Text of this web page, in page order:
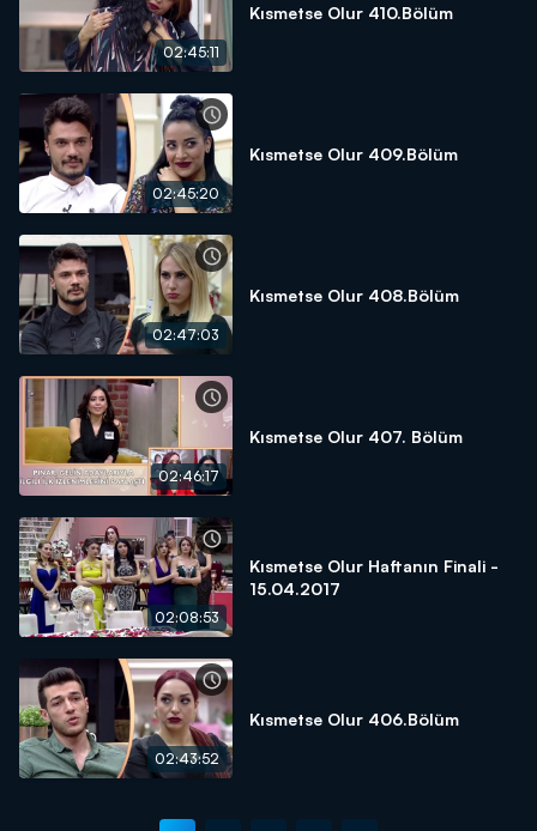
02:45:11
Kısmetse Olur 410.Bölüm
02:45:20
Kısmetse Olur 409.Bölüm
02:47:03
Kısmetse Olur 408.Bölüm
02:46:17
Kısmetse Olur 407. Bölüm
02:08:53
Kısmetse Olur Haftanın Finali -
15.04.2017
02:43:52
Kısmetse Olur 406.Bölüm